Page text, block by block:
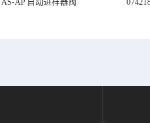
AP 自动进样器阀